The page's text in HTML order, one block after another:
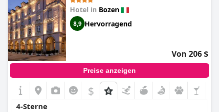
Hotel in Bozen
8,9 Hervorragend
Von 206 $
Preise anzeigen
$
4-Sterne